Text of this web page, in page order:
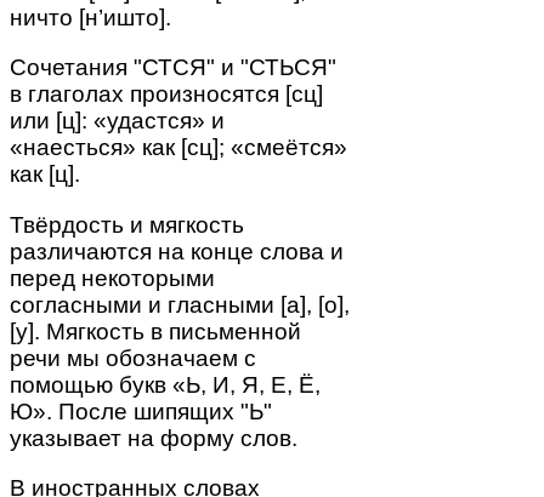
ничто [н’ишто].
Сочетания "СТСЯ" и "СТЬСЯ"
в глаголах произносятся [сц]
или [ц]: «удастся» и
«наесться» как [сц]; «смеётся»
как [ц].
Твёрдость и мягкость
различаются на конце слова и
перед некоторыми
согласными и гласными [а], [о],
[у]. Мягкость в письменной
речи мы обозначаем с
помощью букв «Ь, И, Я, Е, Ё,
Ю». После шипящих "Ь"
указывает на форму слов.
В иностранных словах